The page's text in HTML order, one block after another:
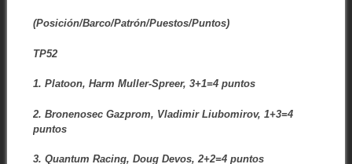
(Posición/Barco/Patrón/Puestos/Puntos)
TP52
1. Platoon, Harm Muller-Spreer, 3+1=4 puntos
2. Bronenosec Gazprom, Vladimir Liubomirov, 1+3=4
puntos
3. Quantum Racing, Doug Devos, 2+2=4 puntos